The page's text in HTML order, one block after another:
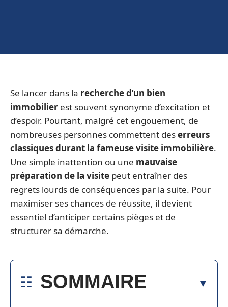
Se lancer dans la recherche d’un bien
immobilier est souvent synonyme d’excitation et
d’espoir. Pourtant, malgré cet engouement, de
nombreuses personnes commettent deserreurs
classiques durant la fameuse visite immobilière.
Une simple inattention ou une mauvaise
préparation de la visite peut entraîner des
regrets lourds de conséquences par la suite. Pour
maximiser ses chances de réussite, il devient
essentiel d’anticiper certains pièges et de
structurer sa démarche.
SOMMAIRE